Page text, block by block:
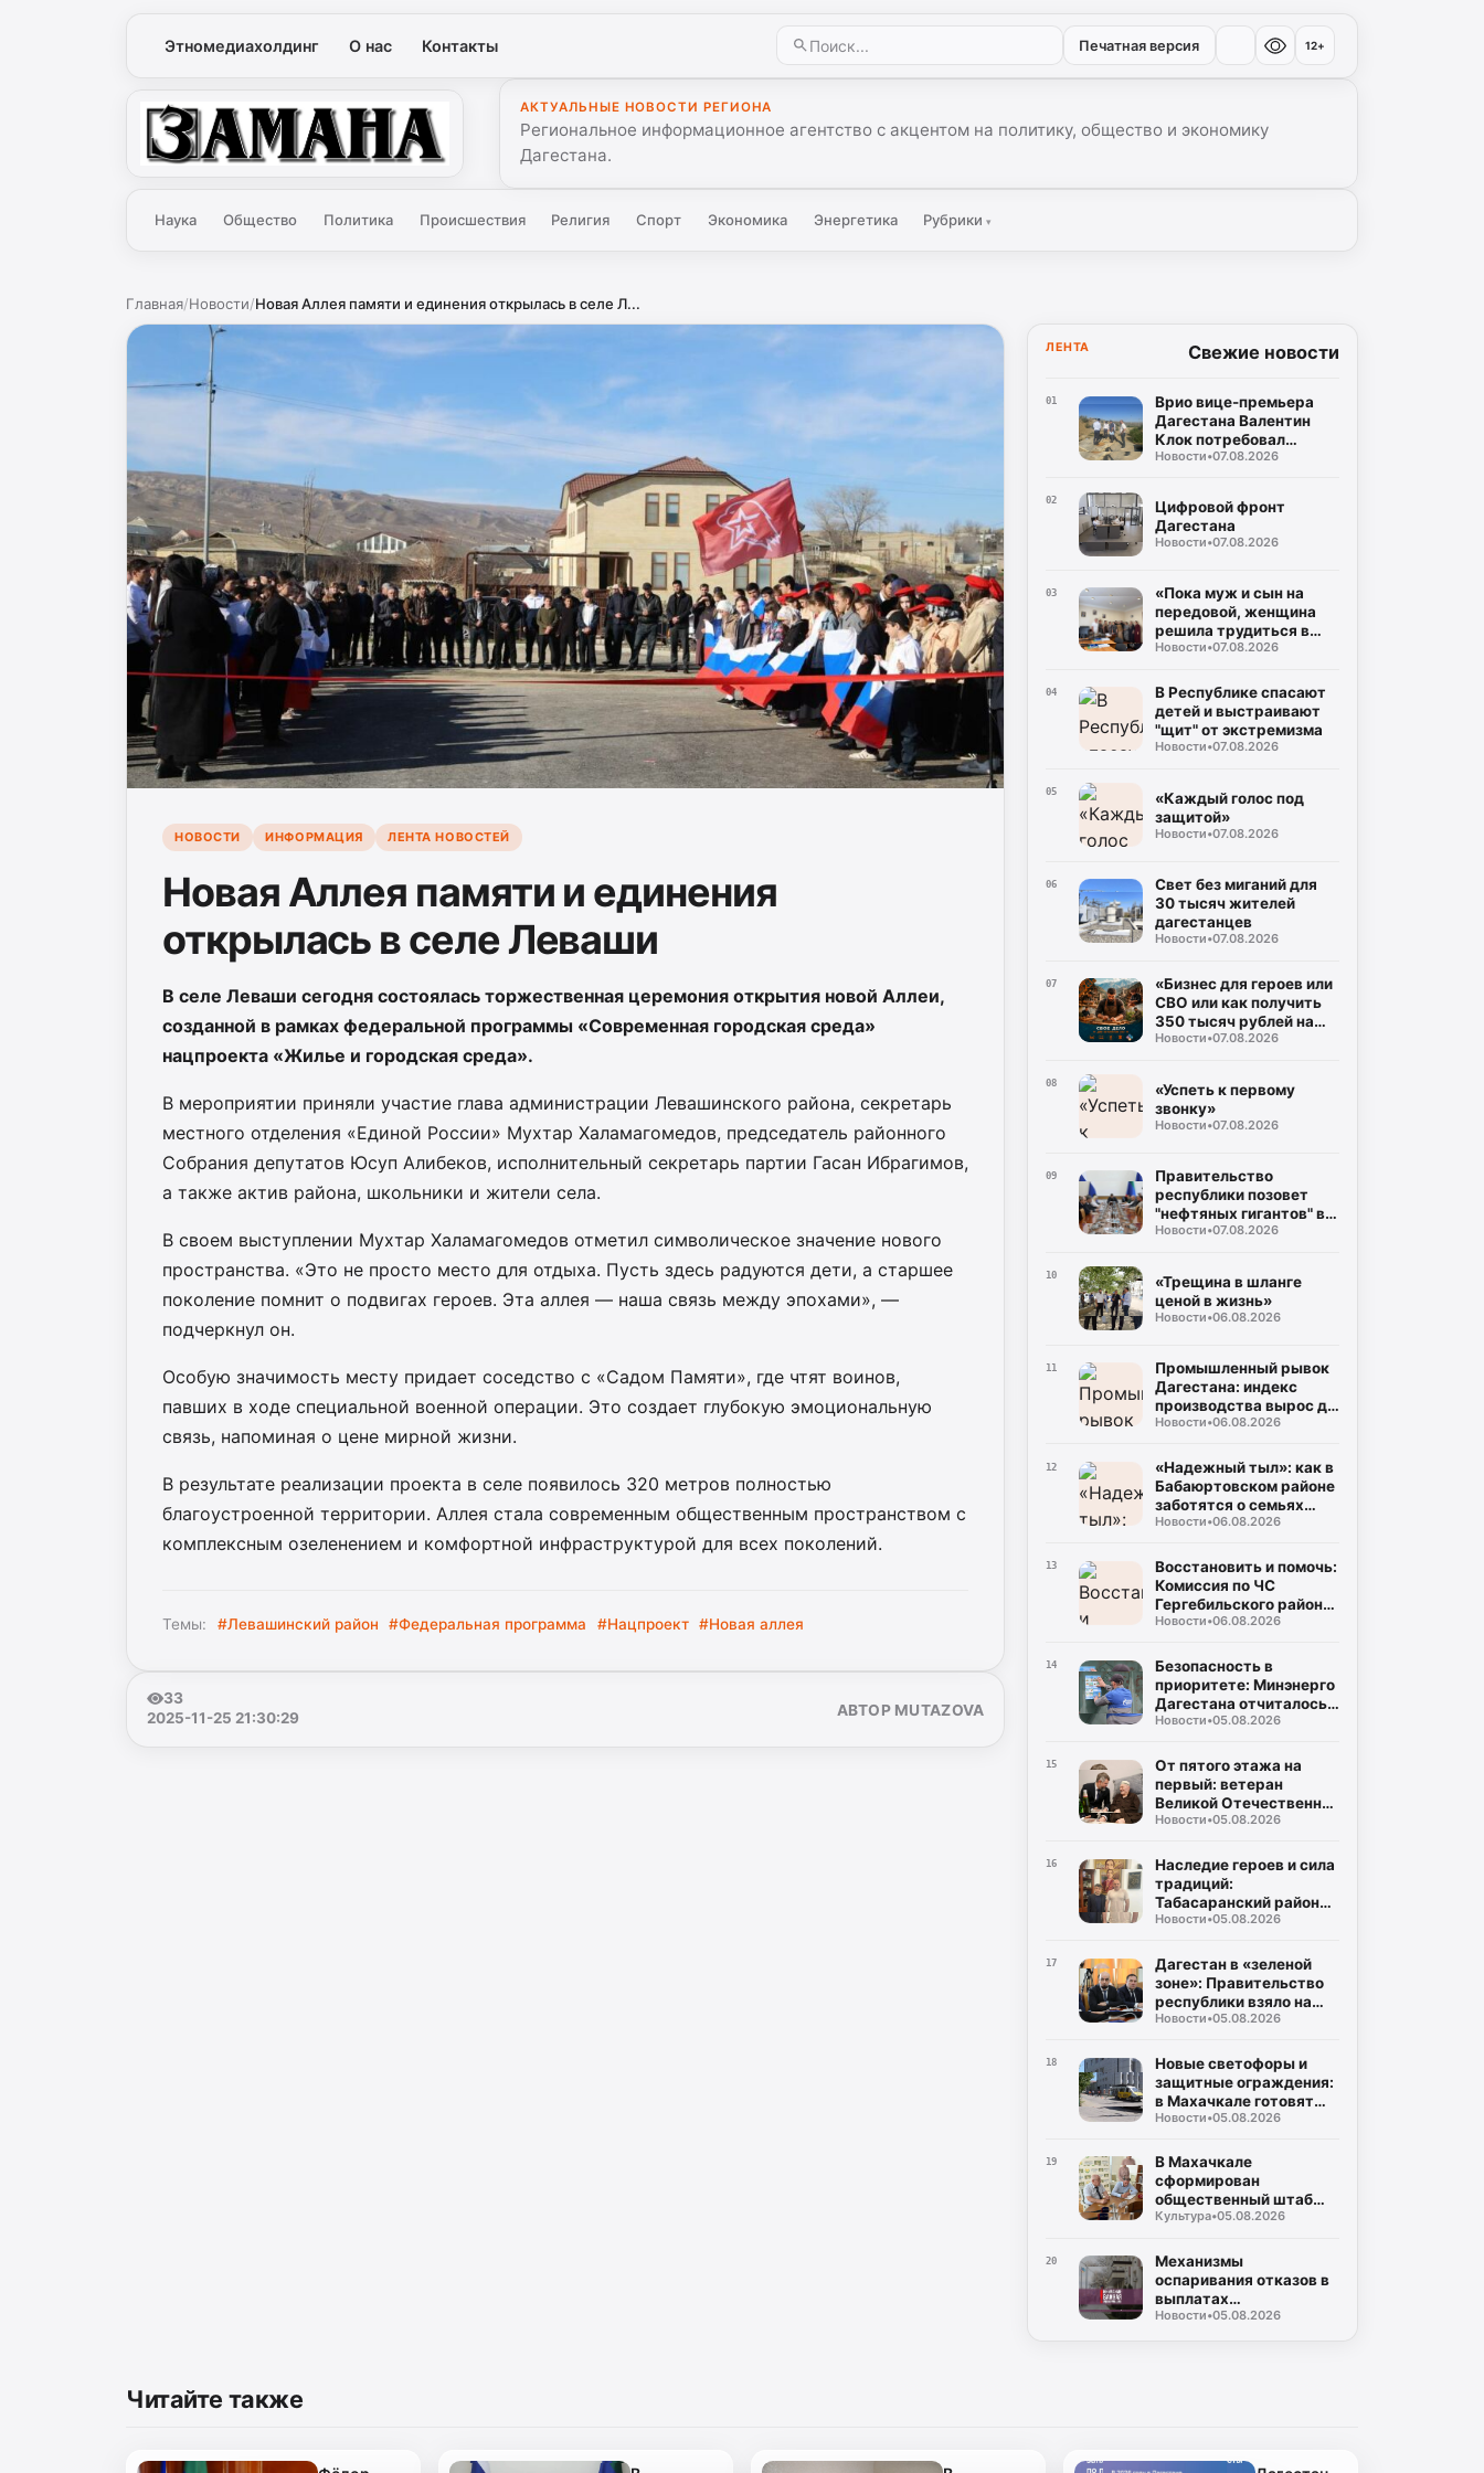
Этномедиахолдинг О нас Контакты Печатная версия 12+
Замана
АКТУАЛЬНЫЕ НОВОСТИ РЕГИОНА
Региональное информационное агентство с акцентом на политику, общество и экономику
Дагестана.
Наука Общество Политика Происшествия Религия Спорт Экономика Энергетика Рубрики▾
Главная/Новости/Новая Аллея памяти и единения открылась в селе Л...
НОВОСТИ ИНФОРМАЦИЯ ЛЕНТА НОВОСТЕЙ
Новая Аллея памяти и единения
открылась в селе Леваши
В селе Леваши сегодня состоялась торжественная церемония открытия новой Аллеи,
созданной в рамках федеральной программы «Современная городская среда»
нацпроекта «Жилье и городская среда».
В мероприятии приняли участие глава администрации Левашинского района, секретарь
местного отделения «Единой России» Мухтар Халамагомедов, председатель районного
Собрания депутатов Юсуп Алибеков, исполнительный секретарь партии Гасан Ибрагимов,
а также актив района, школьники и жители села.
В своем выступлении Мухтар Халамагомедов отметил символическое значение нового
пространства. «Это не просто место для отдыха. Пусть здесь радуются дети, а старшее
поколение помнит о подвигах героев. Эта аллея — наша связь между эпохами», —
подчеркнул он.
Особую значимость месту придает соседство с «Садом Памяти», где чтят воинов,
павших в ходе специальной военной операции. Это создает глубокую эмоциональную
связь, напоминая о цене мирной жизни.
В результате реализации проекта в селе появилось 320 метров полностью
благоустроенной территории. Аллея стала современным общественным пространством с
комплексным озеленением и комфортной инфраструктурой для всех поколений.
Темы: #Левашинский район #Федеральная программа #Нацпроект #Новая аллея
33
2025-11-25 21:30:29
АВТОР MUTAZOVA
ЛЕНТА Свежие новости
01
Врио вице-премьера
Дагестана Валентин
Клок потребовал
устранить замечания
Новости•07.08.2026
02
Цифровой фронт
Дагестана
Новости•07.08.2026
03
«Пока муж и сын на
передовой, женщина
решила трудиться в
тылу»
Новости•07.08.2026
04
В Республике спасают
детей и выстраивают
"щит" от экстремизма
Новости•07.08.2026
05
«Каждый голос под
защитой»
Новости•07.08.2026
06
Свет без миганий для
30 тысяч жителей
дагестанцев
Новости•07.08.2026
07
«Бизнес для героев или
СВО или как получить
350 тысяч рублей на
свое дело без справок о
Новости•07.08.2026
08
«Успеть к первому
звонку»
Новости•07.08.2026
09
Правительство
республики позовет
"нефтяных гигантов" в
регион
Новости•07.08.2026
10
«Трещина в шланге
ценой в жизнь»
Новости•06.08.2026
11
Промышленный рывок
Дагестана: индекс
производства вырос до
106%, а объем отгрузки
миллиардов рублей
Новости•06.08.2026
12
«Надежный тыл»: как в
Бабаюртовском районе
заботятся о семьях
героев СВО, превращая
дела
Новости•06.08.2026
13
Восстановить и помочь:
Комиссия по ЧС
Гергебильского района
детально оценивает
в Курми и Хвартикуни
Новости•06.08.2026
14
Безопасность в
приоритете: Минэнерго
Дагестана отчиталось о
двукратном снижении
эксплуатации газа
Новости•05.08.2026
15
От пятого этажа на
первый: ветеран
Великой Отечественной
Муса Багаудинов
квартиры в Каспийске
Новости•05.08.2026
16
Наследие героев и сила
традиций:
Табасаранский район
примет два турнира
уровня в честь Руслана
Курбанова и Рустама
Мурадова
Новости•05.08.2026
17
Дагестан в «зеленой
зоне»: Правительство
республики взяло на
жесткий контроль
инфраструктуры для
ТКО
Новости•05.08.2026
18
Новые светофоры и
защитные ограждения:
в Махачкале готовят
безопасные маршруты
сентября
Новости•05.08.2026
19
В Махачкале
сформирован
общественный штаб
контроля за выборами в
Собрание
Культура•05.08.2026
20
Механизмы
оспаривания отказов в
выплатах
пострадавшим от
Новости•05.08.2026
Читайте также